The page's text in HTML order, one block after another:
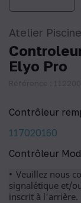
Atelier Piscine
Elyo Pro
Contrôleur
117020160
Contrôleur
Veuillez nous
signalétique et/
inscrit à l'arrière.